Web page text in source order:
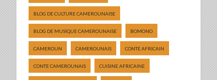
BLOG DE CULTURE CAMEROUNAISE
BLOG DE MUSIQUE CAMEROUNAISE BOMONO
CAMEROUN CAMEROUNAIS CONTE AFRICAIN
CONTE CAMEROUNAIS CUISINE AFRICAINE